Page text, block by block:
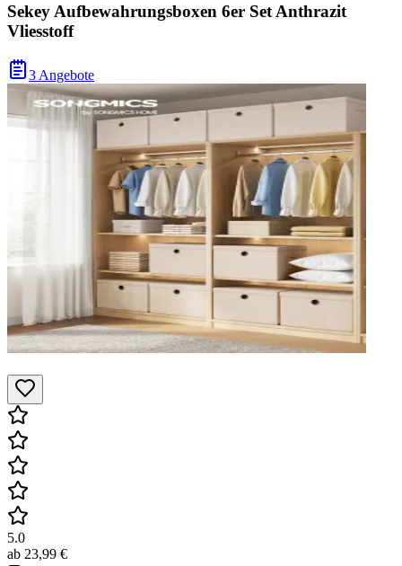
Sekey Aufbewahrungsboxen 6er Set Anthrazit
Vliesstoff
3 Angebote
5.0
ab 23,99 €